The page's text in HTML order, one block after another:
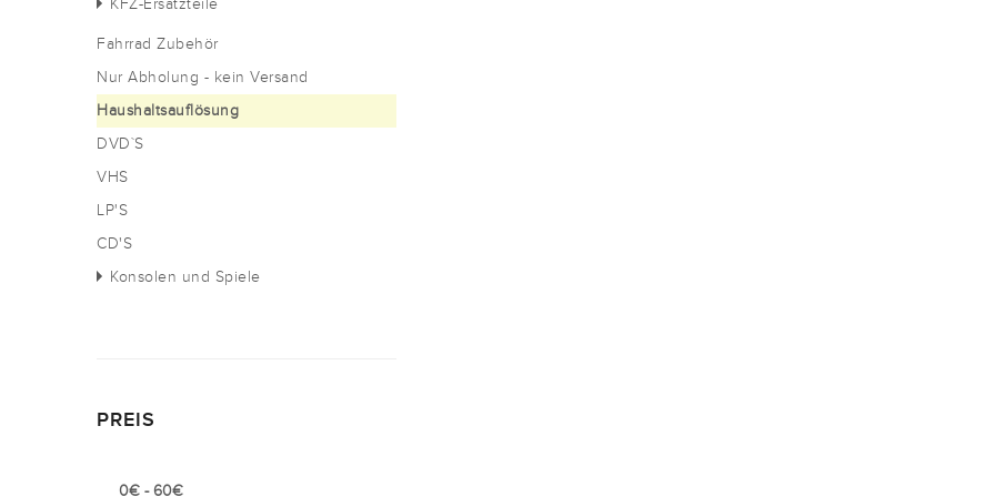
KFZ-Ersatzteile
Fahrrad Zubehör
Nur Abholung - kein Versand
Haushaltsauflösung
DVD`S
VHS
LP'S
CD'S
Konsolen und Spiele
PREIS